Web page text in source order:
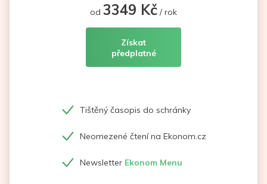
od 3349 Kč / rok
Získat
předplatné
Tištěný časopis do schránky
Neomezené čtení na Ekonom.cz
Newsletter Ekonom Menu